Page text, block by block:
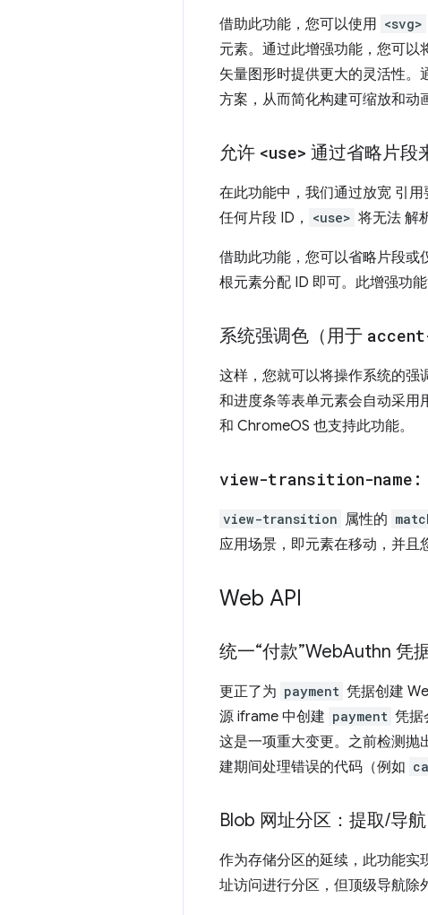
借助此功能，您可以使用 <svg>
元素。通过此增强功能，您可以
矢量图形时提供更大的灵活性。
方案，从而简化构建可缩放和动
允许 <use> 通过省略片段
在此功能中，我们通过放宽 引用
任何片段 ID，
<use> 将无法 解
借助此功能，您可以省略片段或
根元素分配 ID 即可。此增强功
系统强调色（用于
这样，您就可以将操作系统的强
和进度条等表单元素会自动采用
和 ChromeOS 也支持此功能。
view-transition-name:
view-transition 属性的
应用场景，即元素在移动，并且
Web API
统一“付款”WebAuthn 凭
更正了为 payment 凭据创建
源 iframe 中创建 payment 凭据
这是一项重大变更。之前检测抛
建期间处理错误的代码（例如
Blob 网址分区：提取/导航
作为存储分区的延续，此功能实
址访问进行分区，但顶级导航除